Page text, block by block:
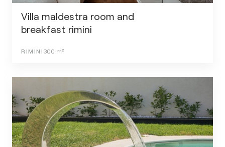
Villa maldestra room and
breakfast rimini
RIMINI 300 m²